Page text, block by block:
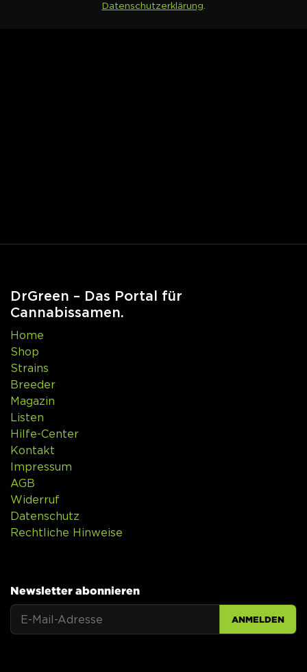
Kein Produkt definiert
DrGreen – Das Portal für
Cannabissamen.
Home
Shop
Strains
Breeder
Magazin
Listen
Hilfe-Center
Kontakt
Impressum
AGB
Widerruf
Datenschutz
Rechtliche Hinweise
Newsletter abonnieren
ANMELDEN
Datenschutzerklärung